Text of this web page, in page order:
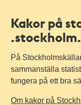
Kakor på
På
sammanställa
fungera på ett bra
Om kakor på